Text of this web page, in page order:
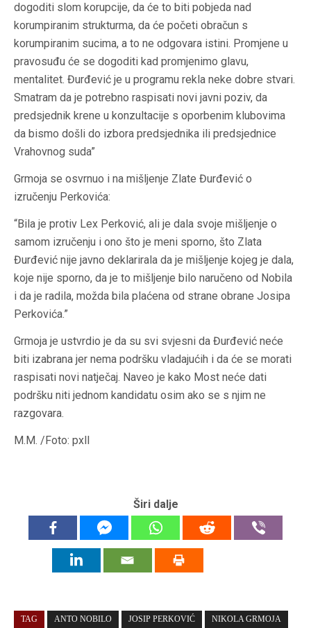
dogoditi slom korupcije, da će to biti pobjeda nad
korumpiranim strukturma, da će početi obračun s
korumpiranim sucima, a to ne odgovara istini. Promjene u
pravosuđu će se dogoditi kad promjenimo glavu,
mentalitet. Đurđević je u programu rekla neke dobre stvari.
Smatram da je potrebno raspisati novi javni poziv, da
predsjednik krene u konzultacije s oporbenim klubovima
da bismo došli do izbora predsjednika ili predsjednice
Vrahovnog suda”
Grmoja se osvrnuo i na mišljenje Zlate Đurđević o
izručenju Perkovića:
“Bila je protiv Lex Perković, ali je dala svoje mišljenje o
samom izručenju i ono što je meni sporno, što Zlata
Đurđević nije javno deklarirala da je mišljenje kojeg je dala,
koje nije sporno, da je to mišljenje bilo naručeno od Nobila
i da je radila, možda bila plaćena od strane obrane Josipa
Perkovića.”
Grmoja je ustvrdio je da su svi svjesni da Đurđević neće
biti izabrana jer nema podršku vladajućih i da će se morati
raspisati novi natječaj. Naveo je kako Most neće dati
podršku niti jednom kandidatu osim ako se s njim ne
razgovara.
M.M. /Foto: pxll
Širi dalje
TAG ANTO NOBILO JOSIP PERKOVIĆ NIKOLA GRMOJA